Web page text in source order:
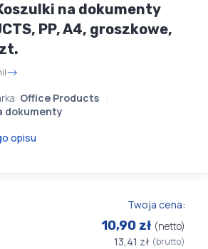
na dokumenty
PP, A4, groszkowe,
Office Products
dokumenty
opisu
Twoja cena:
10,90 zł (netto)
13,41 zł (brutto)